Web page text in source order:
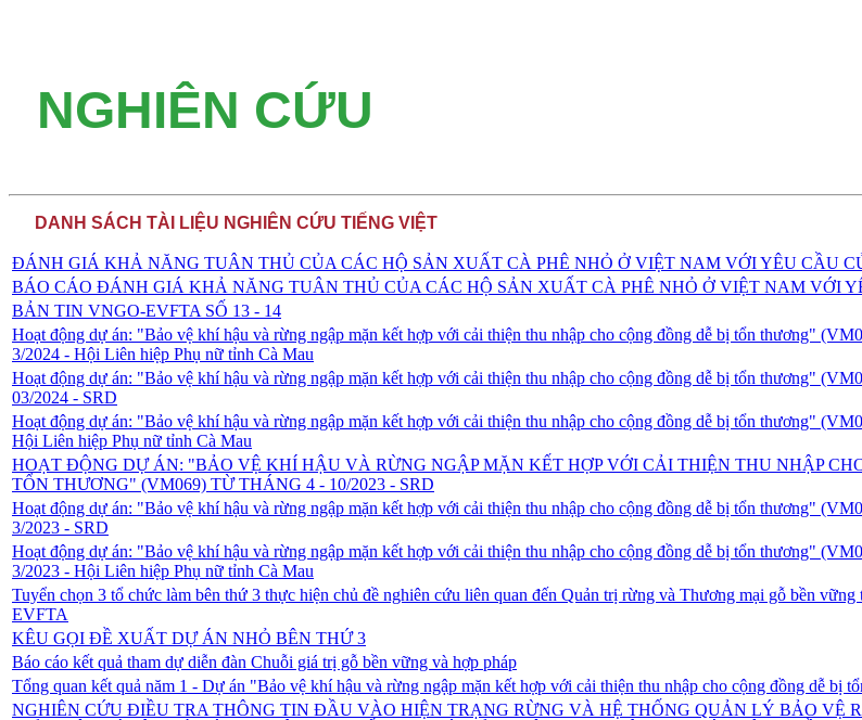
NGHIÊN CỨU
DANH SÁCH TÀI LIỆU NGHIÊN CỨU TIẾNG VIỆT
ĐÁNH GIÁ KHẢ NĂNG TUÂN THỦ CỦA CÁC HỘ SẢN XUẤT CÀ PHÊ NHỎ Ở VIỆT NAM VỚI YÊU CẦU
BÁO CÁO ĐÁNH GIÁ KHẢ NĂNG TUÂN THỦ CỦA CÁC HỘ SẢN XUẤT CÀ PHÊ NHỎ Ở VIỆT NAM VỚI
BẢN TIN VNGO-EVFTA SỐ 13 - 14
Hoạt động dự án: "Bảo vệ khí hậu và rừng ngập mặn kết hợp với cải thiện thu nhập cho cộng đồng dễ bị tổn thương"
3/2024 - Hội Liên hiệp Phụ nữ tỉnh Cà Mau
Hoạt động dự án: "Bảo vệ khí hậu và rừng ngập mặn kết hợp với cải thiện thu nhập cho cộng đồng dễ bị tổn thương"
03/2024 - SRD
Hoạt động dự án: "Bảo vệ khí hậu và rừng ngập mặn kết hợp với cải thiện thu nhập cho cộng đồng dễ bị tổn thương"
Hội Liên hiệp Phụ nữ tỉnh Cà Mau
HOẠT ĐỘNG DỰ ÁN: "BẢO VỆ KHÍ HẬU VÀ RỪNG NGẬP MẶN KẾT HỢP VỚI CẢI THIỆN THU NHẬP
TỔN THƯƠNG" (VM069) TỪ THÁNG 4 - 10/2023 - SRD
Hoạt động dự án: "Bảo vệ khí hậu và rừng ngập mặn kết hợp với cải thiện thu nhập cho cộng đồng dễ bị tổn thương"
3/2023 - SRD
Hoạt động dự án: "Bảo vệ khí hậu và rừng ngập mặn kết hợp với cải thiện thu nhập cho cộng đồng dễ bị tổn thương"
3/2023 - Hội Liên hiệp Phụ nữ tỉnh Cà Mau
Tuyển chọn 3 tổ chức làm bên thứ 3 thực hiện chủ đề nghiên cứu liên quan đến Quản trị rừng và Thương mại gỗ bền
EVFTA
KÊU GỌI ĐỀ XUẤT DỰ ÁN NHỎ BÊN THỨ 3
Báo cáo kết quả tham dự diễn đàn Chuỗi giá trị gỗ bền vững và hợp pháp
Tổng quan kết quả năm 1 - Dự án "Bảo vệ khí hậu và rừng ngập mặn kết hợp với cải thiện thu nhập cho cộng đồng dễ bị
NGHIÊN CỨU ĐIỀU TRA THÔNG TIN ĐẦU VÀO HIỆN TRẠNG RỪNG VÀ HỆ THỐNG QUẢN LÝ BẢO VỆ